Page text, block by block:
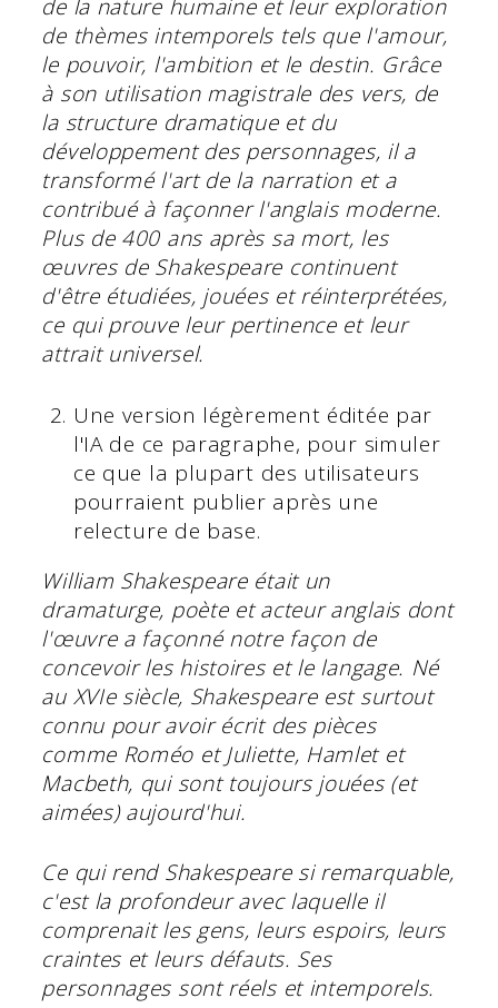
de la nature humaine et leur exploration
de thèmes intemporels tels que l'amour,
le pouvoir, l'ambition et le destin. Grâce
à son utilisation magistrale des vers, de
la structure dramatique et du
développement des personnages, il a
transformé l'art de la narration et a
contribué à façonner l'anglais moderne.
Plus de 400 ans après sa mort, les
œuvres de Shakespeare continuent
d'être étudiées, jouées et réinterprétées,
ce qui prouve leur pertinence et leur
attrait universel.
Une version légèrement éditée par
l'IA de ce paragraphe, pour simuler
ce que la plupart des utilisateurs
pourraient publier après une
relecture de base.
William Shakespeare était un
dramaturge, poète et acteur anglais dont
l'œuvre a façonné notre façon de
concevoir les histoires et le langage. Né
au XVIe siècle, Shakespeare est surtout
connu pour avoir écrit des pièces
comme Roméo et Juliette, Hamlet et
Macbeth, qui sont toujours jouées (et
aimées) aujourd'hui.
Ce qui rend Shakespeare si remarquable,
c'est la profondeur avec laquelle il
comprenait les gens, leurs espoirs, leurs
craintes et leurs défauts. Ses
personnages sont réels et intemporels.